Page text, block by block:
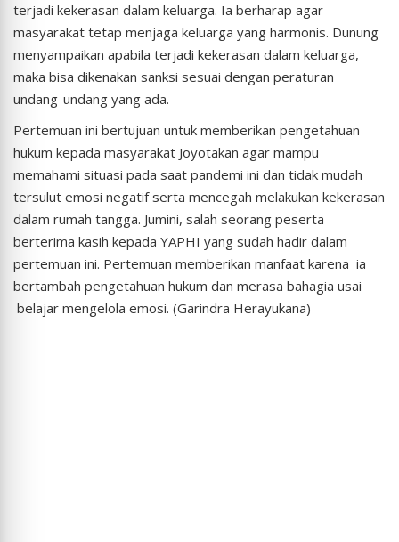
terjadi kekerasan dalam keluarga. Ia berharap agar
masyarakat tetap menjaga keluarga yang harmonis. Dunung
menyampaikan apabila terjadi kekerasan dalam keluarga,
maka bisa dikenakan sanksi sesuai dengan peraturan
undang-undang yang ada.
Pertemuan ini bertujuan untuk memberikan pengetahuan
hukum kepada masyarakat Joyotakan agar mampu
memahami situasi pada saat pandemi ini dan tidak mudah
tersulut emosi negatif serta mencegah melakukan kekerasan
dalam rumah tangga. Jumini, salah seorang peserta
berterima kasih kepada YAPHI yang sudah hadir dalam
pertemuan ini. Pertemuan memberikan manfaat karena ia
bertambah pengetahuan hukum dan merasa bahagia usai
belajar mengelola emosi. (Garindra Herayukana)